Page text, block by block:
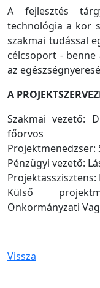
A fejlesztés
technológia a kor
szakmai tudással
célcsoport - benne
az
A
Szakmai vezető:
főorvos
Projektmenedzser:
Pénzügyi vezető:
Projektasszisztens:
Külső
Önkormányzati
Vissza